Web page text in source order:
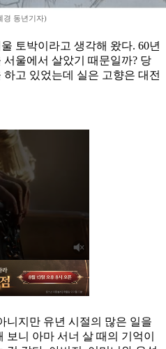
경 동년기자)
토박이라고 생각해 왔다. 60년
울에서 살았기 때문일까? 당
고 있었는데 실은 고향은 대전
니지만 유년 시절의 많은 일을
니 아마 서너 살 때의 기억이